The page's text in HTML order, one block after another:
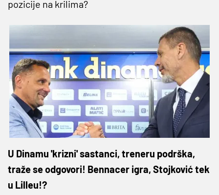
pozicije na krilima?
U Dinamu 'krizni' sastanci, treneru podrška,
traže se odgovori! Bennacer igra, Stojković tek
u Lilleu!?